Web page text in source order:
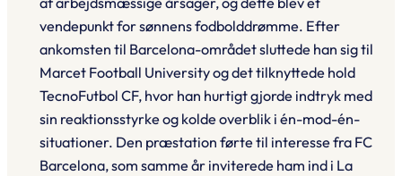
vendepunkt for sønnens fodbold­drømme. Efter
ankomsten til Barcelona-området sluttede han sig til
Marcet Football University og det tilknyttede hold
TecnoFutbol CF, hvor han hurtigt gjorde indtryk med
sin reaktionsstyrke og kolde overblik i én-mod-én-
situationer. Den præstation førte til interesse fra FC
Barcelona, som samme år inviterede ham ind i La